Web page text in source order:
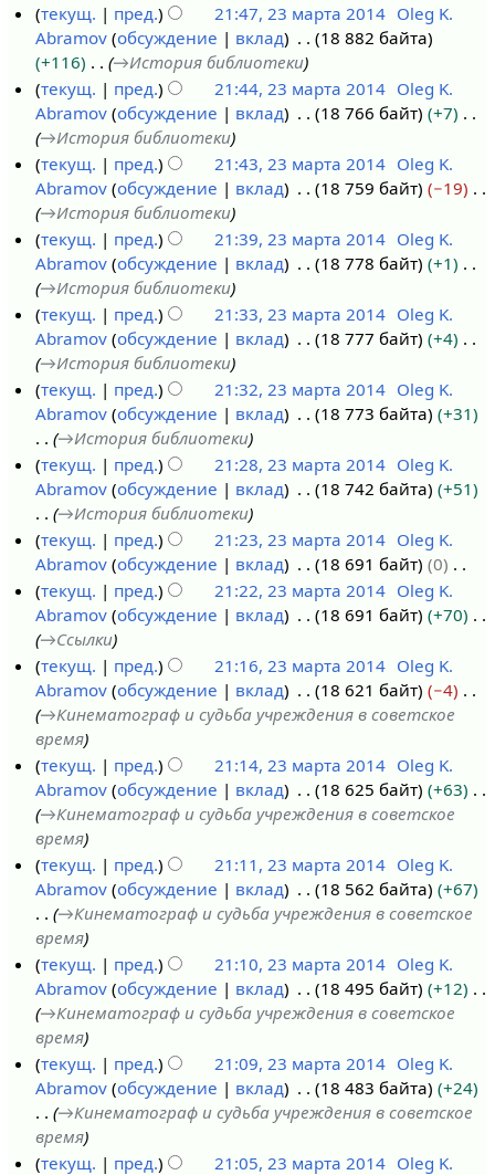
текущ.
пред. 21:47, 23 марта 2014 Oleg K.
Abramov обсуждение вклад
18 882 байта
+116
→История библиотеки
текущ.
пред. 21:44, 23 марта 2014 Oleg K.
Abramov обсуждение вклад 18 766 байт
+7
→История библиотеки
текущ.
пред. 21:43, 23 марта 2014 Oleg K.
Abramov обсуждение вклад 18 759 байт
−19
→История библиотеки
текущ.
пред. 21:39, 23 марта 2014 Oleg K.
Abramov обсуждение вклад 18 778 байт
+1
→История библиотеки
текущ.
пред. 21:33, 23 марта 2014 Oleg K.
Abramov обсуждение вклад 18 777 байт
+4
→История библиотеки
текущ.
пред. 21:32, 23 марта 2014 Oleg K.
Abramov обсуждение вклад 18 773 байта
+31
→История библиотеки
текущ.
пред. 21:28, 23 марта 2014 Oleg K.
Abramov обсуждение вклад 18 742 байта
+51
→История библиотеки
текущ.
пред. 21:23, 23 марта 2014 Oleg K.
Abramov обсуждение вклад 18 691 байт
0
Н
е
т
о
п
и
с
а
н
и
я
п
р
и
текущ. пред. 21:22, 23 марта 2014 Oleg K.
Abramov обсуждение вклад 18 691 байт
+70
→Ссылки
текущ.
пред. 21:16, 23 марта 2014 Oleg K.
Abramov обсуждение вклад 18 621 байт
−4
→Кинематограф и судьба учреждения в советское
время
текущ.
пред. 21:14, 23 марта 2014 Oleg K.
Abramov обсуждение вклад 18 625 байт
+63
→Кинематограф и судьба учреждения в советское
время
текущ.
пред. 21:11, 23 марта 2014 Oleg K.
Abramov обсуждение вклад 18 562 байта
+67
→Кинематограф и судьба учреждения в советское
время
текущ.
пред. 21:10, 23 марта 2014 Oleg K.
Abramov обсуждение вклад 18 495 байт
+12
→Кинематограф и судьба учреждения в советское
время
текущ.
пред. 21:09, 23 марта 2014 Oleg K.
Abramov обсуждение вклад 18 483 байта
+24
→Кинематограф и судьба учреждения в советское
время
текущ.
пред. 21:05, 23 марта 2014 Oleg K.